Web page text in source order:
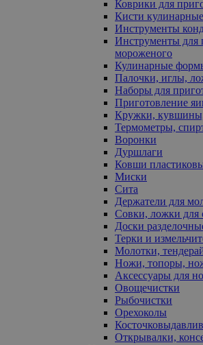
Коврики для
Кисти кулинарные
Инструменты
Инструменты для
мороженого
Кулинарные
Палочки, иглы,
Наборы для
Приготовление
Кружки,
Термометры,
Воронки
Дуршлаги
Ковши
Миски
Сита
Держатели для
Совки, ложки для
Доски
Терки и
Молотки,
Ножи, топоры,
Аксессуары для
Овощечистки
Рыбочистки
Орехоколы
Открывалки,